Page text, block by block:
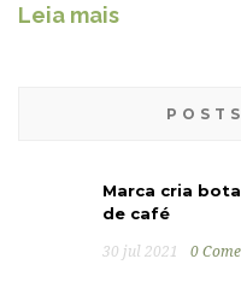
Leia mais
Marca cria
de café
30 jul 2021 0